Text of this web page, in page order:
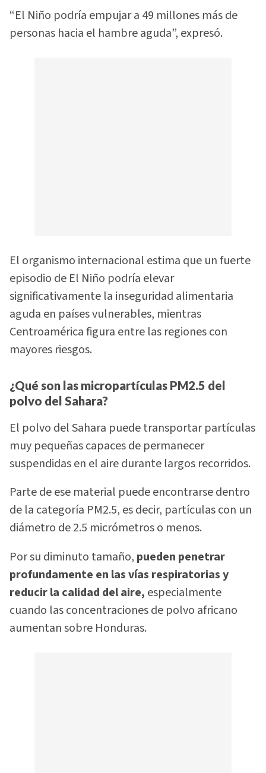
“El Niño podría empujar a 49 millones más de
personas hacia el hambre aguda”, expresó.
El organismo internacional estima que un fuerte
episodio de El Niño podría elevar
significativamente la inseguridad alimentaria
aguda en países vulnerables, mientras
Centroamérica figura entre las regiones con
mayores riesgos.
¿Qué son las micropartículas PM2.5 del
polvo del Sahara?
El polvo del Sahara puede transportar partículas
muy pequeñas capaces de permanecer
suspendidas en el aire durante largos recorridos.
Parte de ese material puede encontrarse dentro
de la categoría PM2.5, es decir, partículas con un
diámetro de 2.5 micrómetros o menos.
Por su diminuto tamaño, pueden penetrar
profundamente en las vías respiratorias y
reducir la calidad del aire, especialmente
cuando las concentraciones de polvo africano
aumentan sobre Honduras.